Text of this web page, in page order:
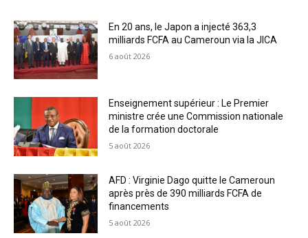
En 20 ans, le Japon a injecté 363,3
milliards FCFA au Cameroun via la JICA
6 août 2026
Enseignement supérieur : Le Premier
ministre crée une Commission nationale
de la formation doctorale
5 août 2026
AFD : Virginie Dago quitte le Cameroun
après près de 390 milliards FCFA de
financements
5 août 2026